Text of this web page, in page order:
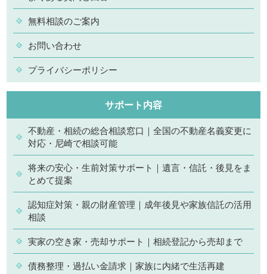
無料相談のご案内
お問い合わせ
プライバシーポリシー
サポート内容
不動産・相続の総合相談窓口｜全国の不動産名義変更に
対応・尼崎で相談可能
将来の安心・生前対策サポート｜遺言・信託・後見をま
とめて提案
認知症対策・親の財産管理｜成年後見や家族信託の活用
相談
実家の空き家・売却サポート｜相続登記から売却まで
債務整理・過払い金請求｜家族に内緒で生活再建